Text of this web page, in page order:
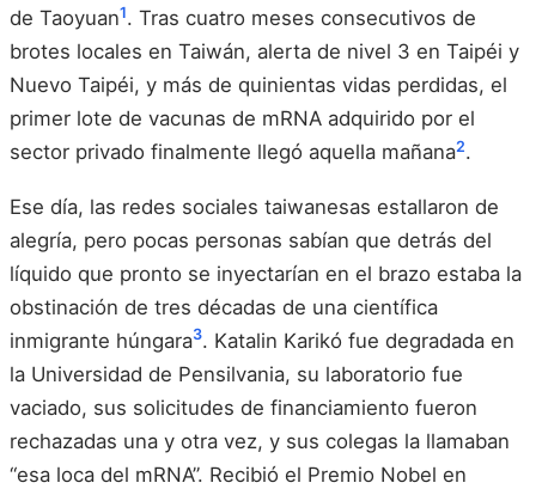
de Taoyuan1. Tras cuatro meses consecutivos de
brotes locales en Taiwán, alerta de nivel 3 en Taipéi y
Nuevo Taipéi, y más de quinientas vidas perdidas, el
primer lote de vacunas de mRNA adquirido por el
sector privado finalmente llegó aquella mañana2.
Ese día, las redes sociales taiwanesas estallaron de
alegría, pero pocas personas sabían que detrás del
líquido que pronto se inyectarían en el brazo estaba la
obstinación de tres décadas de una científica
inmigrante húngara3. Katalin Karikó fue degradada en
la Universidad de Pensilvania, su laboratorio fue
vaciado, sus solicitudes de financiamiento fueron
rechazadas una y otra vez, y sus colegas la llamaban
“esa loca del mRNA”. Recibió el Premio Nobel en